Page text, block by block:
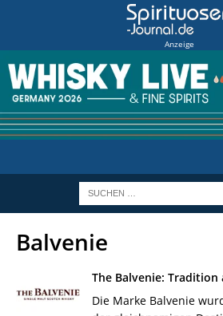
Anzeige
Balvenie
The Balvenie: Tradition
Die Marke Balvenie